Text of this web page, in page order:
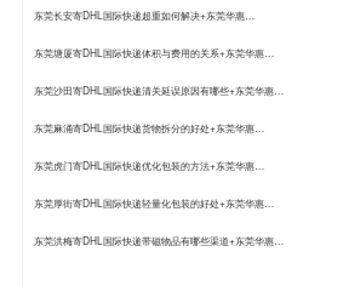
东莞长安寄DHL国际快递超重如何解决+东莞华惠…
东莞塘厦寄DHL国际快递体积与费用的关系+东莞华惠…
东莞沙田寄DHL国际快递清关延误原因有哪些+东莞华惠…
东莞麻涌寄DHL国际快递货物拆分的好处+东莞华惠…
东莞虎门寄DHL国际快递优化包装的方法+东莞华惠…
东莞厚街寄DHL国际快递轻量化包装的好处+东莞华惠…
东莞洪梅寄DHL国际快递带磁物品有哪些渠道+东莞华惠…